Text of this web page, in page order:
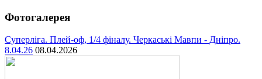
Фотогалерея
Суперліга. Плей-оф, 1/4 фіналу. Черкаські Мавпи - Дніпро.
8.04.26 08.04.2026